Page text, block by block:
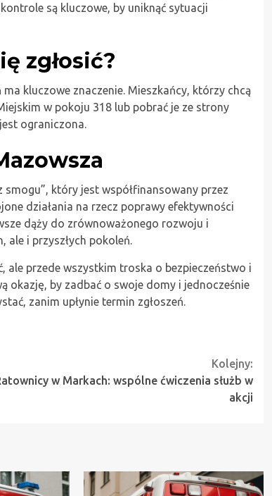
są kluczowe, by uniknąć sytuacji
zgłosić?
kluczowe znaczenie. Mieszkańcy, którzy chcą
w pokoju 318 lub pobrać je ze strony
ograniczona.
smogu”, który jest współfinansowany przez
działania na rzecz poprawy efektywności
dąży do zrównoważonego rozwoju i
i przyszłych pokoleń.
przede wszystkim troska o bezpieczeństwo i
okazję, by zadbać o swoje domy i jednocześnie
zanim upłynie termin zgłoszeń.
Kolejny:
w Markach: wspólne ćwiczenia służb w
akcji